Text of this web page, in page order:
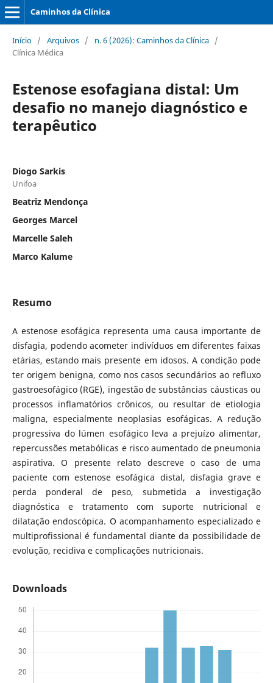
Caminhos da Clínica
Início / Arquivos / n. 6 (2026): Caminhos da Clínica /
Clínica Médica
Estenose esofagiana distal: Um
desafio no manejo diagnóstico e
terapêutico
Diogo Sarkis
Unifoa
Beatriz Mendonça
Georges Marcel
Marcelle Saleh
Marco Kalume
Resumo
A estenose esofágica representa uma causa importante de
disfagia, podendo acometer indivíduos em diferentes faixas
etárias, estando mais presente em idosos. A condição pode
ter origem benigna, como nos casos secundários ao refluxo
gastroesofágico (RGE), ingestão de substâncias cáusticas ou
processos inflamatórios crônicos, ou resultar de etiologia
maligna, especialmente neoplasias esofágicas. A redução
progressiva do lúmen esofágico leva a prejuízo alimentar,
repercussões metabólicas e risco aumentado de pneumonia
aspirativa. O presente relato descreve o caso de uma
paciente com estenose esofágica distal, disfagia grave e
perda ponderal de peso, submetida a investigação
diagnóstica e tratamento com suporte nutricional e
dilatação endoscópica. O acompanhamento especializado e
multiprofissional é fundamental diante da possibilidade de
evolução, recidiva e complicações nutricionais.
Downloads